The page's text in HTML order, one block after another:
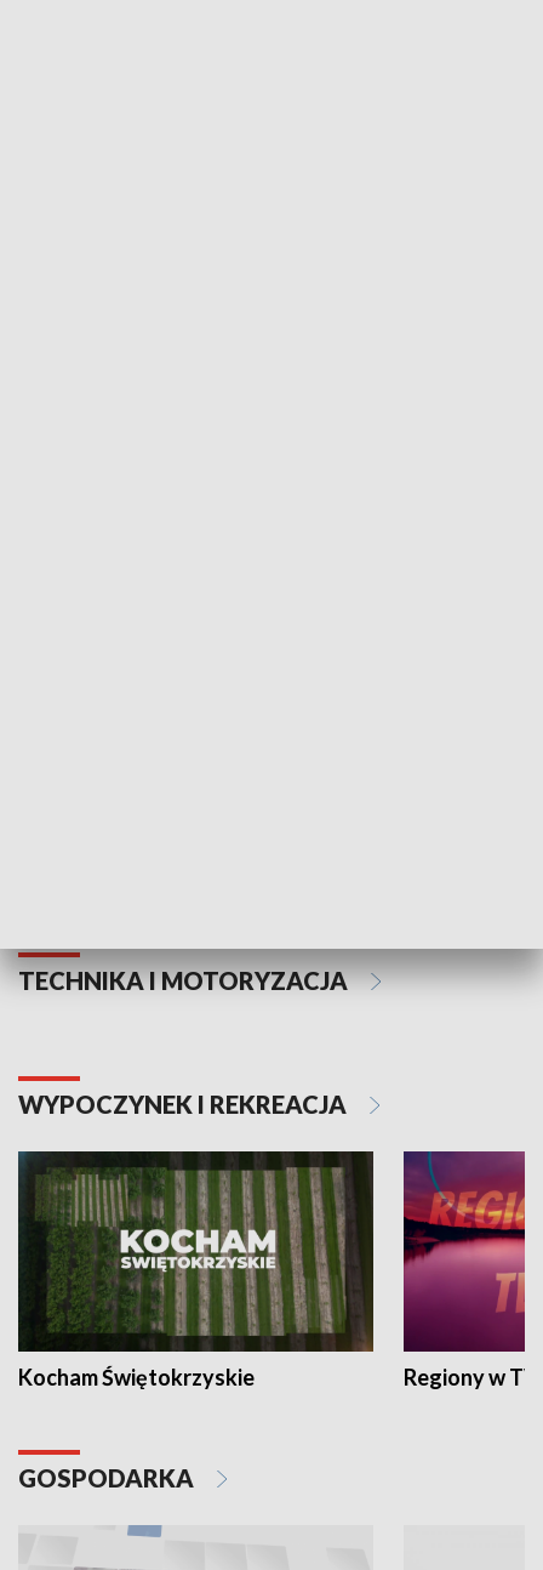
TECHNIKA I MOTORYZACJA
WYPOCZYNEK I REKREACJA
Kocham Świętokrzyskie Regiony w
GOSPODARKA